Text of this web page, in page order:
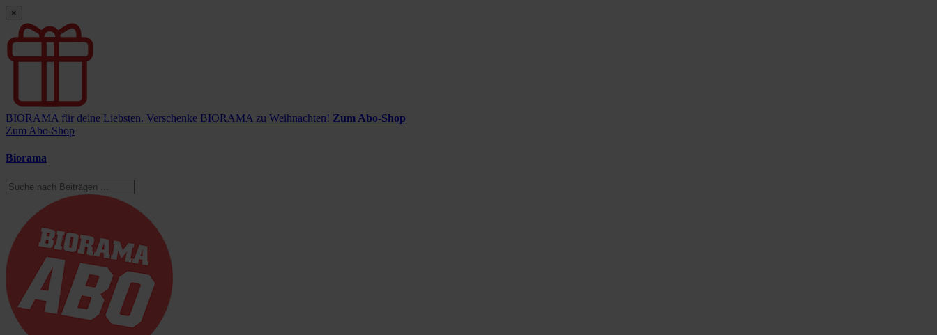
×
BIORAMA für deine Liebsten. Verschenke BIORAMA zu Weihnachten! Zum Abo-Shop
Zum Abo-Shop
Biorama